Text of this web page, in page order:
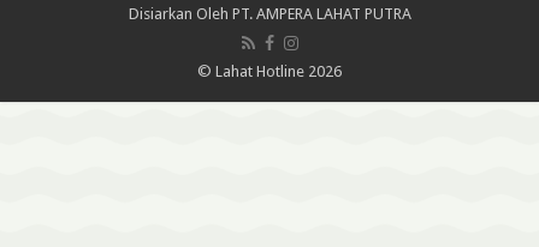
Disiarkan Oleh PT. AMPERA LAHAT PUTRA
© Lahat Hotline 2026